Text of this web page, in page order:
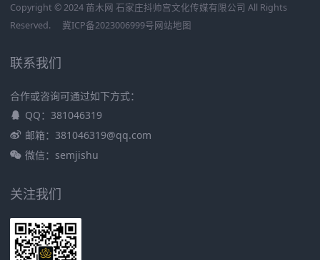
Copyright © 2024 苗木网 石家庄抖帅宫文化传媒有限公司 All Rights
Reserved.
冀ICP备2023006999号网站地图
联系我们
合作或咨询可通过如下方式：
QQ：381046319
邮箱：381046319@qq.com
微信：semjishu
关注我们